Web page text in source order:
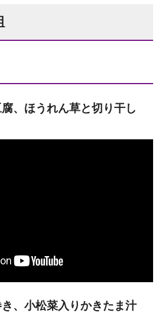
、ほうれん草と切り干し
、小松菜入りかきたま汁